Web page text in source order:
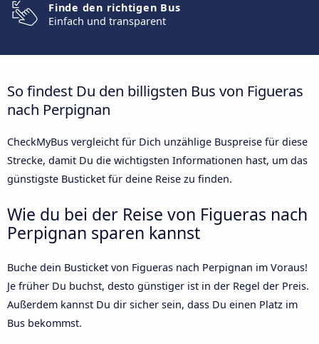
Finde den richtigen Bus
Einfach und transparent
So findest Du den billigsten Bus von Figueras
nach Perpignan
CheckMyBus vergleicht für Dich unzählige Buspreise für diese
Strecke, damit Du die wichtigsten Informationen hast, um das
günstigste Busticket für deine Reise zu finden.
Wie du bei der Reise von Figueras nach
Perpignan sparen kannst
Buche dein Busticket von Figueras nach Perpignan im Voraus!
Je früher Du buchst, desto günstiger ist in der Regel der Preis.
Außerdem kannst Du dir sicher sein, dass Du einen Platz im
Bus bekommst.